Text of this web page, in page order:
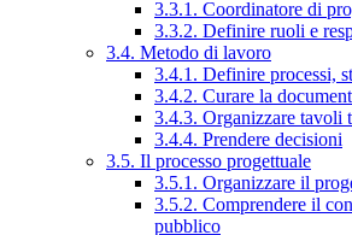
3.3.1. Coordinatore di
3.3.2. Definire ruoli e
3.4. Metodo di lavoro
3.4.1. Definire processi,
3.4.2. Curare la
3.4.3. Organizzare tavoli
3.4.4. Prendere decisioni
3.5. Il processo progettuale
3.5.1. Organizzare il
3.5.2. Comprendere il
pubblico